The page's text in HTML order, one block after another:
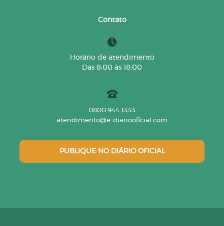
Contato
Horário de atendimento
Das 8:00 às 18:00
0800 944 1333
atendimento@e-diariooficial.com
PUBLIQUE NO DIÁRIO OFICIAL